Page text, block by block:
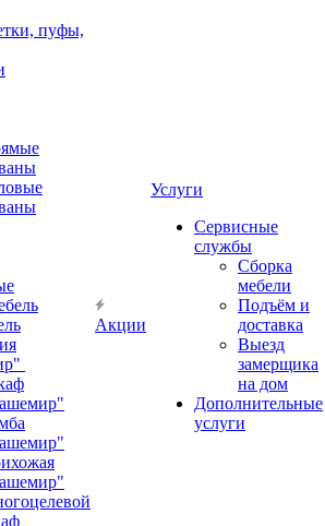
пуфы,
Акции
Услуги
Сервисные
службы
Сборка
мебели
Подъём и
доставка
Выезд
замерщика
на дом
Дополнительные
услуги